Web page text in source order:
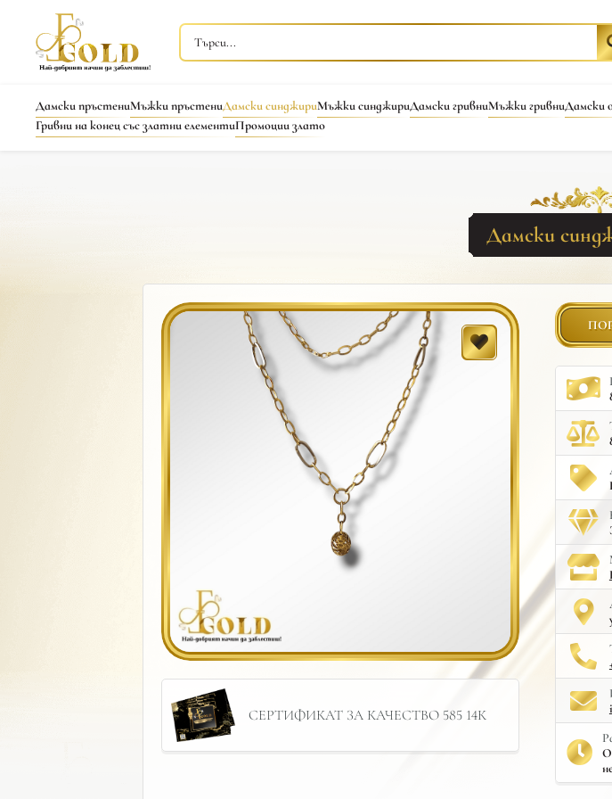
Дамски пръстениМъжки пръстениДамски синджириМъжки синджириДамски гривниМъжки гривниДамски
Гривни на конец със златни елементиПромоции злато
Дамски
СЕРТИФИКАТ ЗА КАЧЕСТВО 585 14К